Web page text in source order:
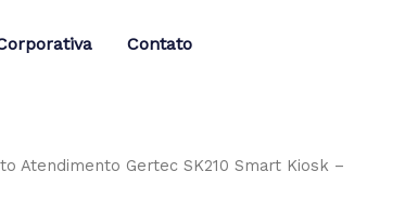
Contato
Atendimento Gertec SK210 Smart Kiosk –